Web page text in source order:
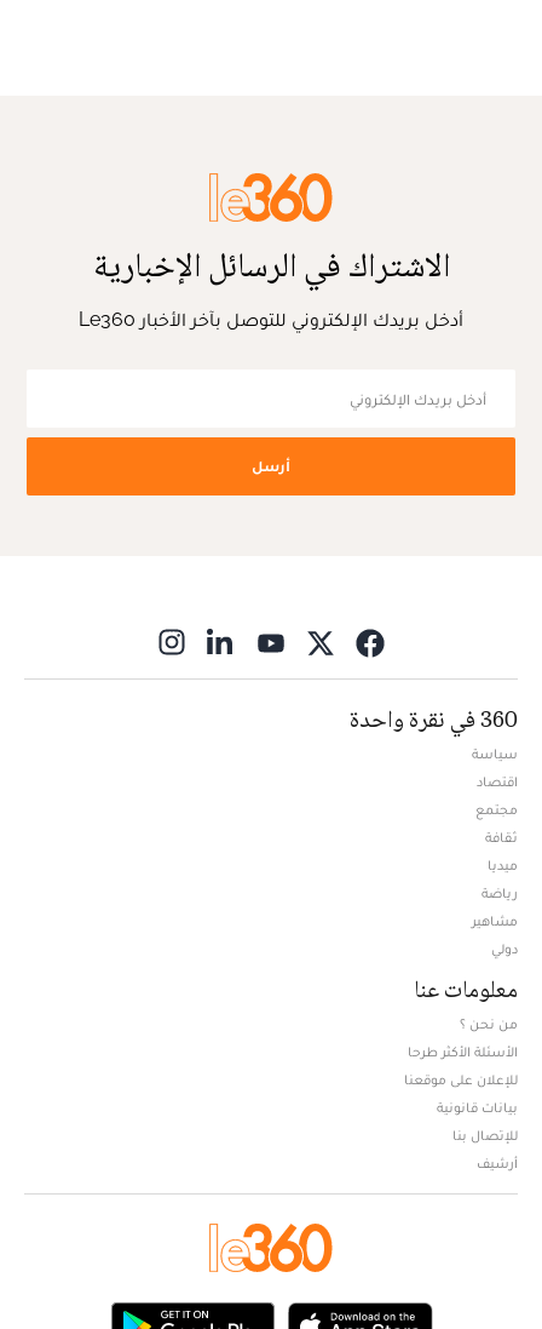
الاشتراك في الرسائل الإخبارية
أدخل بريدك الإلكتروني للتوصل بآخر الأخبار Le360
أرسل
360 في نقرة واحدة
سياسة
اقتصاد
مجتمع
ثقافة
ميديا
رياضة
مشاهير
دولي
معلومات عنا
من نحن ؟
الأسئلة الأكثر طرحا
للإعلان على موقعنا
بيانات قانونية
للإتصال بنا
أرشيف